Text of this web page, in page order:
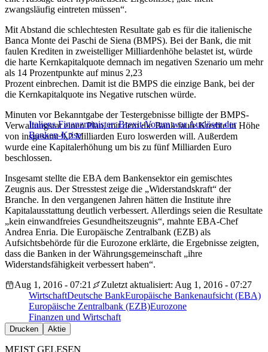
zwangsläufig eintreten müssen“.
Mit Abstand die schlechtesten Resultate gab es für die italienische
Banca Monte dei Paschi de Siena (BMPS). Bei der Bank, die mit
faulen Krediten in zweistelliger Milliardenhöhe belastet ist, würde
die harte Kernkapitalquote demnach im negativen Szenario um mehr
als 14 Prozentpunkte auf minus 2,23
Prozent einbrechen. Damit ist die BMPS die einzige Bank, bei der
die Kernkapitalquote ins Negative rutschen würde.
Italiens Finanzminister: Brexit-Votum war Auslöser der
Banken-Krise
Minuten vor Bekanntgabe der Testergebnisse billigte der BMPS-
Verwaltungsrat einen Plan, mit dem die Bank faule Kredite in Höhe
von insgesamt 9,2 Milliarden Euro loswerden will. Außerdem
wurde eine Kapitalerhöhung um bis zu fünf Milliarden Euro
beschlossen.
Insgesamt stellte die EBA dem Bankensektor ein gemischtes
Zeugnis aus. Der Stresstest zeige die „Widerstandskraft“ der
Branche. In den vergangenen Jahren hätten die Institute ihre
Kapitalausstattung deutlich verbessert. Allerdings seien die Resultate
„kein einwandfreies Gesundheitszeugnis“, mahnte EBA-Chef
Andrea Enria. Die Europäische Zentralbank (EZB) als
Aufsichtsbehörde für die Eurozone erklärte, die Ergebnisse zeigten,
dass die Banken in der Währungsgemeinschaft „ihre
Widerstandsfähigkeit verbessert haben“.
Aug 1, 2016 - 07:21
Zuletzt aktualisiert: Aug 1, 2016 - 07:27
WirtschaftDeutsche BankEuropäische Bankenaufsicht (EBA)
Europäische Zentralbank (EZB)Eurozone
Finanzen und Wirtschaft
Drucken Aktie
MEIST GELESEN